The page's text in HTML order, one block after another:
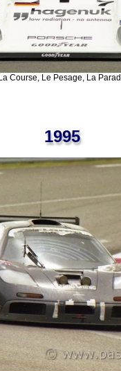
La Course, Le Pesage, La
1995